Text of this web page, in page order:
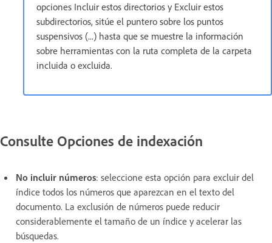
opciones Incluir estos directorios y Excluir estos
subdirectorios, sitúe el puntero sobre los puntos
suspensivos (...) hasta que se muestre la información
sobre herramientas con la ruta completa de la carpeta
incluida o excluida.
Consulte Opciones de indexación
No incluir números: seleccione esta opción para excluir del
índice todos los números que aparezcan en el texto del
documento. La exclusión de números puede reducir
considerablemente el tamaño de un índice y acelerar las
búsquedas.